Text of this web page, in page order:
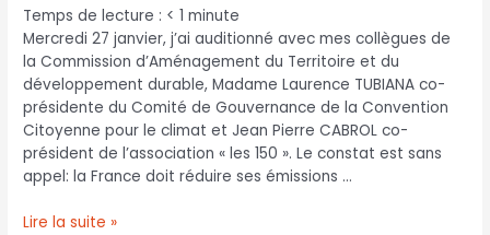
Temps de lecture : < 1 minute
Mercredi 27 janvier, j’ai auditionné avec mes collègues de
la Commission d’Aménagement du Territoire et du
développement durable, Madame Laurence TUBIANA co-
présidente du Comité de Gouvernance de la Convention
Citoyenne pour le climat et Jean Pierre CABROL co-
président de l’association « les 150 ». Le constat est sans
appel: la France doit réduire ses émissions …
Lire la suite »